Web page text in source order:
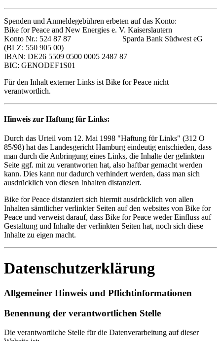
Spenden und Anmeldegebühren erbeten auf das Konto:
Bike for Peace and New Energies e. V. Kaiserslautern
Konto Nr.: 524 87 87 Sparda Bank Südwest eG
(BLZ: 550 905 00)
IBAN: DE26 5509 0500 0005 2487 87
BIC: GENODEF1S01
Für den Inhalt externer Links ist Bike for Peace nicht
verantwortlich.
Hinweis zur Haftung für Links:
Durch das Urteil vom 12. Mai 1998 "Haftung für Links" (312 O
85/98) hat das Landesgericht Hamburg eindeutig entschieden, dass
man durch die Anbringung eines Links, die Inhalte der gelinkten
Seite ggf. mit zu verantworten hat, also haftbar gemacht werden
kann. Dies kann nur dadurch verhindert werden, dass man sich
ausdrücklich von diesen Inhalten distanziert.
Bike for Peace distanziert sich hiermit ausdrücklich von allen
Inhalten sämtlicher verlinkter Seiten auf den websites von Bike for
Peace und verweist darauf, dass Bike for Peace weder Einfluss auf
Gestaltung und Inhalte der verlinkten Seiten hat, noch sich diese
Inhalte zu eigen macht.
Datenschutzerklärung
Allgemeiner Hinweis und Pflichtinformationen
Benennung der verantwortlichen Stelle
Die verantwortliche Stelle für die Datenverarbeitung auf dieser